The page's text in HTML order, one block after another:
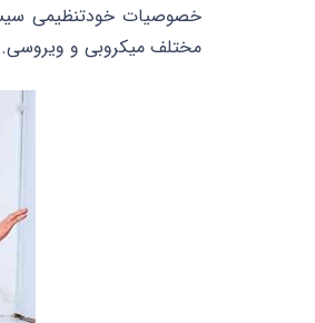
خصوصیات خودتنظیمی
مختلف میکروبی و ویروسی.